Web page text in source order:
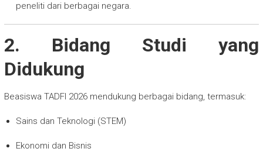
peneliti dari berbagai negara.
2. Bidang Studi yang
Didukung
Beasiswa TADFI 2026 mendukung berbagai bidang, termasuk:
Sains dan Teknologi (STEM)
Ekonomi dan Bisnis